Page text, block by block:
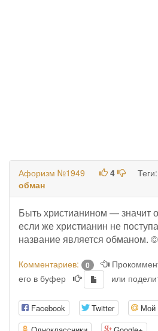
Афоризм №1949 4 Теги:
обман
Быть христианином — значит
если же христианин не
название является обманом. ©
Комментариев: 0
его в буфер
или
Facebook Twitter Мой